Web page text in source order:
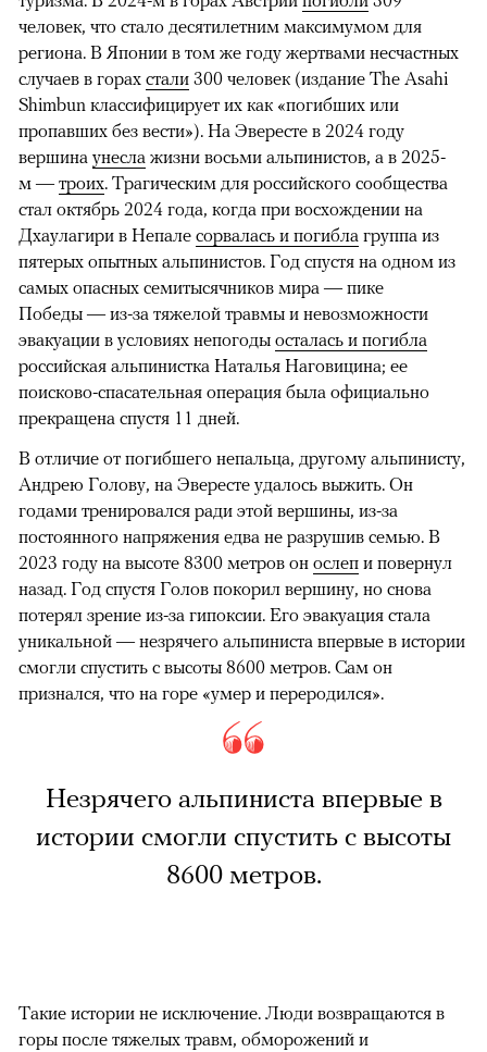
человек, что стало десятилетним максимумом для
региона. В Японии в том же году жертвами несчастных
случаев в горах стали 300 человек (издание The Asahi
Shimbun классифицирует их как «погибших или
пропавших без вести»). На Эвересте в 2024 году
вершина унесла жизни восьми альпинистов, а в 2025-
м — троих. Трагическим для российского сообщества
стал октябрь 2024 года, когда при восхождении на
Дхаулагири в Непале сорвалась и погибла группа из
пятерых опытных альпинистов. Год спустя на одном из
самых опасных семитысячников мира — пике
Победы — из-за тяжелой травмы и невозможности
эвакуации в условиях непогоды осталась и погибла
российская альпинистка Наталья Наговицина; ее
поисково-спасательная операция была официально
прекращена спустя 11 дней.
В отличие от погибшего непальца, другому альпинисту,
Андрею Голову, на Эвересте удалось выжить. Он
годами тренировался ради этой вершины, из-за
постоянного напряжения едва не разрушив семью. В
2023 году на высоте 8300 метров он ослеп и повернул
назад. Год спустя Голов покорил вершину, но снова
потерял зрение из-за гипоксии. Его эвакуация стала
уникальной — незрячего альпиниста впервые в истории
смогли спустить с высоты 8600 метров. Сам он
признался, что на горе «умер и переродился».
Незрячего альпиниста впервые в
истории смогли спустить с высоты
8600 метров.
Такие истории не исключение. Люди возвращаются в
горы после тяжелых травм, обморожений и